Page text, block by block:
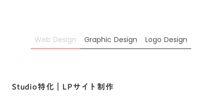
Web Design Graphic Design Logo Design
Studio特化｜LPサイト制作